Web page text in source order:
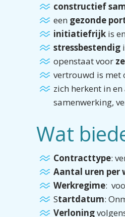
constructief
een gezonde
initiatiefrijk is
stressbestendig
openstaat voor
vertrouwd is met
zich herkent in
samenwerking,
Wat
Contracttype:
Aantal uren per
Werkregime:
Startdatum:
Verloning